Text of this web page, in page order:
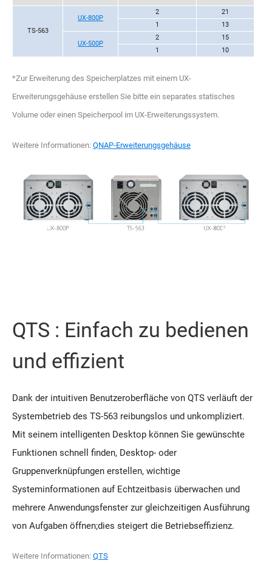
TS-563
UX-800P
2
21
1
13
UX-500P
2
15
1
10
*Zur Erweiterung des Speicherplatzes mit einem UX-
Erweiterungsgehäuse erstellen Sie bitte ein separates statisches
Volume oder einen Speicherpool im UX-Erweiterungssystem.
Weitere Informationen: QNAP-Erweiterungsgehäuse
QTS : Einfach zu bedienen
und effizient
Dank der intuitiven Benutzeroberfläche von QTS verläuft der
Systembetrieb des TS-563 reibungslos und unkompliziert.
Mit seinem intelligenten Desktop können Sie gewünschte
Funktionen schnell finden, Desktop- oder
Gruppenverknüpfungen erstellen, wichtige
Systeminformationen auf Echtzeitbasis überwachen und
mehrere Anwendungsfenster zur gleichzeitigen Ausführung
von Aufgaben öffnen;dies steigert die Betriebseffizienz.
Weitere Informationen: QTS